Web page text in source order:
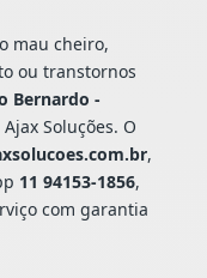
mau cheiro,
ou transtornos
Bernardo -
Soluções. O
,
11 94153-1856,
com garantia